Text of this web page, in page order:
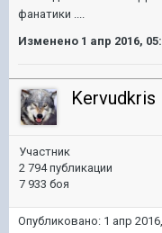
фанатики ....
Изменено 1 апр 2016,
Kervudkris
Участник
2 794 публикации
7 933 боя
Опубликовано: 1 апр